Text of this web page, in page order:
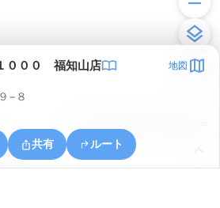
０００ 福知山店 地図
−８
共有 ルート
部